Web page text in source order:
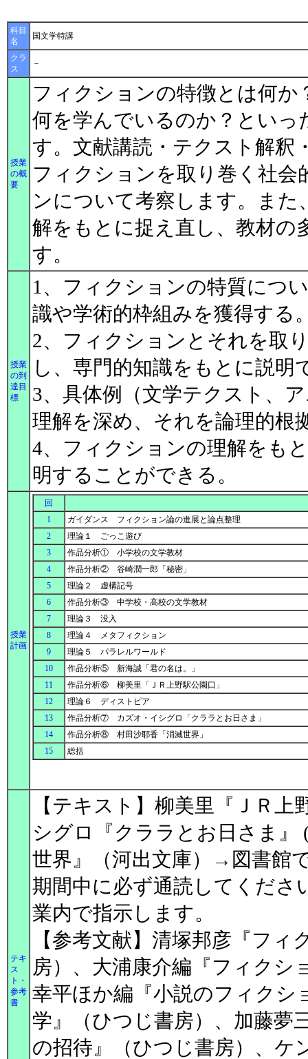
科目
名
国文学特講
クラ
ス
－
授業
の概
要
フィクションの特徴とは何
何を学んでいるのか？といっ
す。文献講読・テクスト解釈
フィクションを取り巻く社
ンについて考察します。ま
解をもとに捉え直し、教材の
す。
授業
の到
達目
標
1、フィクションの特質につ
識や学術的枠組みを獲得する
2、フィクションとそれを取
し、専門的知識をもとに説明
3、具体例（文学テクスト、
理解を深め、それを論理的根
4、フィクションの理解をも
明することができる。
授業
計画
回
1
ガイダンス フィクション論の進展と論点整理
2
理論１ ごっこ遊び
3
作品分析① 小学校の文学教材
4
作品分析② 谷崎潤一郎「秘密」
5
理論２ 虚構記号
6
作品分析③ 中学校・高校の文学教材
7
理論３ 没入
8
理論４ メタフィクション
9
理論５ パラレルワールド
10
作品分析⑤ 新海誠「君の名は。」
11
作品分析⑥ 柳美里「ＪＲ上野駅公園口」
12
理論６ ディストピア
13
作品分析⑦ カズオ・イシグロ「クララとお日さま」
14
作品分析⑧ 村田沙耶香「消滅世界」
15
総括
テキ
ス
ト・
参考
書
【テキスト】柳美里『ＪＲ
シグロ『クララとお日さま』
世界』（河出文庫）→図書館
期間中に必ず通読してくださ
業内で指示します。
【参考文献】清塚邦彦『フ
房）、大浦康介編『フィクシ
幸平ほか編『小説のフィクシ
学』（ひつじ書房）、加藤
の招待』（ひつじ書房）、